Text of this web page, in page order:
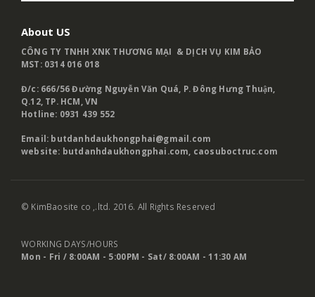
About US
CÔNG TY TNHH XNK THƯƠNG MẠI & DỊCH VỤ KIM BẢO
MST: 0314 016 018
Đ/c: 666/56 Đường Nguyễn Văn Quá, P. Đông Hưng Thuận,
Q.12, TP. HCM, VN
Hotline: 0931 439 552
Email: butdanhdaukhongphai@gmail.com
website: butdanhdaukhongphai.com caosuboctruc.com
© KimBaosite co ,.ltd. 2016. All Rights Reserved
WORKING DAYS/HOURS
Mon - Fri / 8:00AM - 5:00PM - Sat/ 8:00AM - 11:30 AM